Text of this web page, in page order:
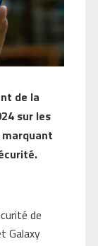
de la
sur les
marquant
de
Galaxy